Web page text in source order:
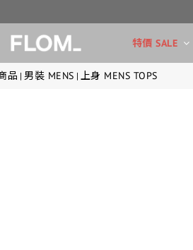
特價 SALE
品 | 男裝 MENS | 上身 MENS TOPS